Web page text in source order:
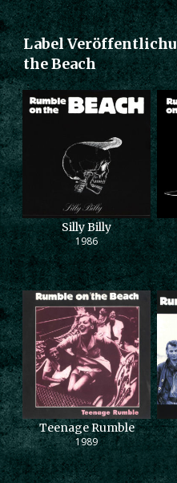
Label
the Beach
Silly Billy
1986
Teenage Rumble
1989